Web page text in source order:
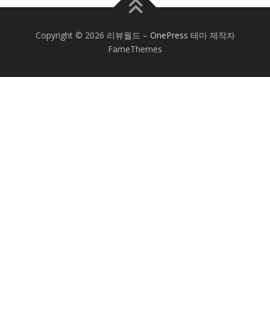
Copyright © 2026 리뷰월드 – OnePress 테마 제작자
FameThemes